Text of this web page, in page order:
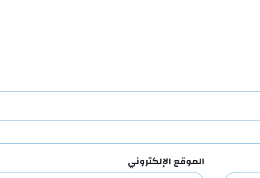
الموقع الإلكتروني